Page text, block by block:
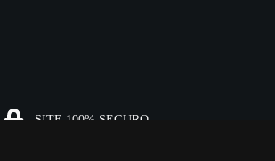
SITE 100% SEGURO